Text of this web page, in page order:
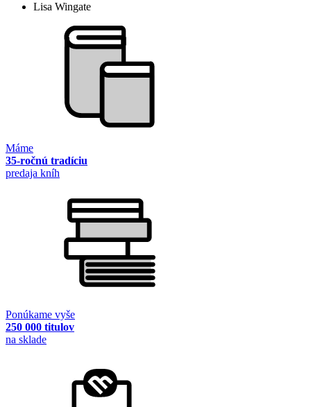
Lisa Wingate
Máme
35-ročnú tradíciu
predaja kníh
Ponúkame vyše
250 000 titulov
na sklade